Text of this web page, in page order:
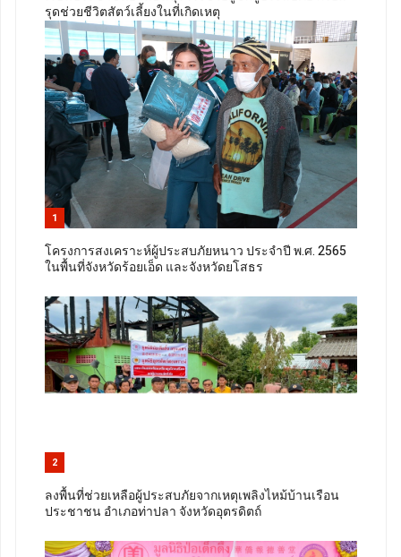
รุดช่วยชีวิตสัตว์เลี้ยงในที่เกิดเหตุ
1
โครงการสงเคราะห์ผู้ประสบภัยหนาว ประจำปี พ.ศ. 2565
ในพื้นที่จังหวัดร้อยเอ็ด และจังหวัดยโสธร
2
ลงพื้นที่ช่วยเหลือผู้ประสบภัยจากเหตุเพลิงไหม้บ้านเรือน
ประชาชน อำเภอท่าปลา จังหวัดอุตรดิตถ์